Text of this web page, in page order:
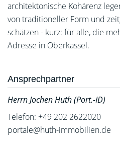
architektonische Kohärenz
von traditioneller Form und
schätzen - kurz: für alle, die
Adresse in Oberkassel.
Ansprechpartner
Herrn Jochen Huth (Port.-ID)
Telefon: +49 202 2622020
portale@huth-immobilien.de